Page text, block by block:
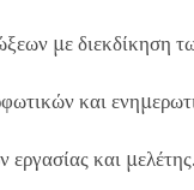
με διεκδίκηση
και
και μελέτης.